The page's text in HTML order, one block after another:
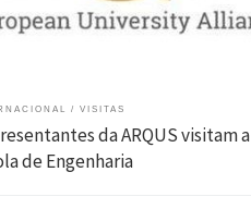
a Vice-reitora da Universidade de Granada […]
VISITAS
da ARQUS visitam a
de Engenharia